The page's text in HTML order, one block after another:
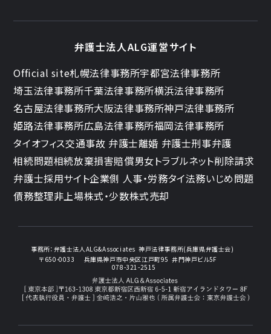
弁護士法人ALG運営サイト
Official site札幌法律事務所宇都宮法律事務所
埼玉法律事務所千葉法律事務所横浜法律事務所
名古屋法律事務所大阪法律事務所神戸法律事務所
姫路法律事務所広島法律事務所福岡法律事務所
タイオフィス交通事故 弁護士離婚 弁護士刑事弁護
相続問題相続放棄損害賠償男女トラブルネット削除請求
弁護士採用サイト企業側 人事・労務タイ法務いじめ問題
債務整理非上場株式・少数株式売却
事務所： 弁護士法人ALG&Associates 神戸法律事務所(兵庫県弁護士会)
〒650-0033
兵庫県神戸市中央区江戸町95 井門神戸ビル5F
078-321-2515